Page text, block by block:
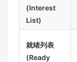
(Interest
List)
就绪列表
(Ready